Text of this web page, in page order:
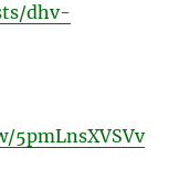
dhv-
5pmLnsXVSVv